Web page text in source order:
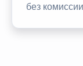
без